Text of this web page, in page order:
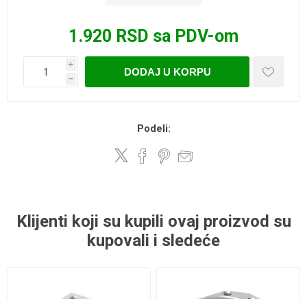
1.920 RSD sa PDV-om
i
h
DODAJ U KORPU
Podeli:
Klijenti koji su kupili ovaj proizvod su
kupovali i sledeće